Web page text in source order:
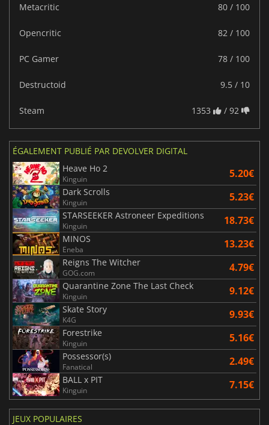
Metacritic
80 / 100
Opencritic 82 / 100
PC Gamer 78 / 100
Destructoid 9.5 / 10
Steam 1353 / 92
ÉGALEMENT PUBLIÉ PAR DEVOLVER DIGITAL
Heave Ho 2
Kinguin 5.20€
Dark Scrolls
Kinguin 5.23€
STARSEEKER Astroneer Expeditions
Kinguin 18.73€
MINOS
Eneba 13.23€
Reigns The Witcher
GOG.com 4.79€
Quarantine Zone The Last Check
Kinguin 9.12€
Skate Story
K4G 9.93€
Forestrike
Kinguin 5.16€
Possessor(s)
Fanatical 2.49€
BALL x PIT
Kinguin 7.15€
JEUX POPULAIRES